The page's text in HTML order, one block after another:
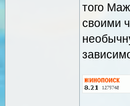
того
своими